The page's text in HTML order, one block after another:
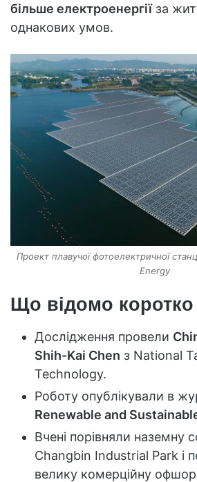
більше електроенергіїза
однакових умов.
Проект плавучої фотоелектричної
Energy
Що відомо коротко
Дослідження провели
Shih-Kai Chen з National
Technology.
Роботу опублікували в
Renewable and
Вчені порівняли наземну
Changbin Industrial Park і
велику комерційну